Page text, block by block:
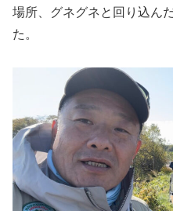
場所、グネグネと回り込ん
た。